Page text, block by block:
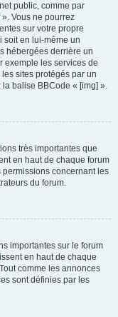
public, comme par
Vous ne pourrez
sur votre propre
soit en lui-même un
hébergées derrière un
exemple les services de
sites protégés par un
balise BBCode « [img] ».
très importantes que
en haut de chaque forum
permissions concernant les
du forum.
importantes sur le forum
en haut de chaque
comme les annonces
sont définies par les